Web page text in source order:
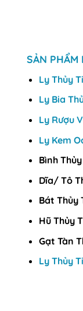
SẢN PHẨM
Ly Thủy
Ly Bia
Ly Rượu
Ly Kem
Bình
Dĩa/ Tô
Bát Thủy
Hũ Thủy
Gạt Tàn
Ly Thủy